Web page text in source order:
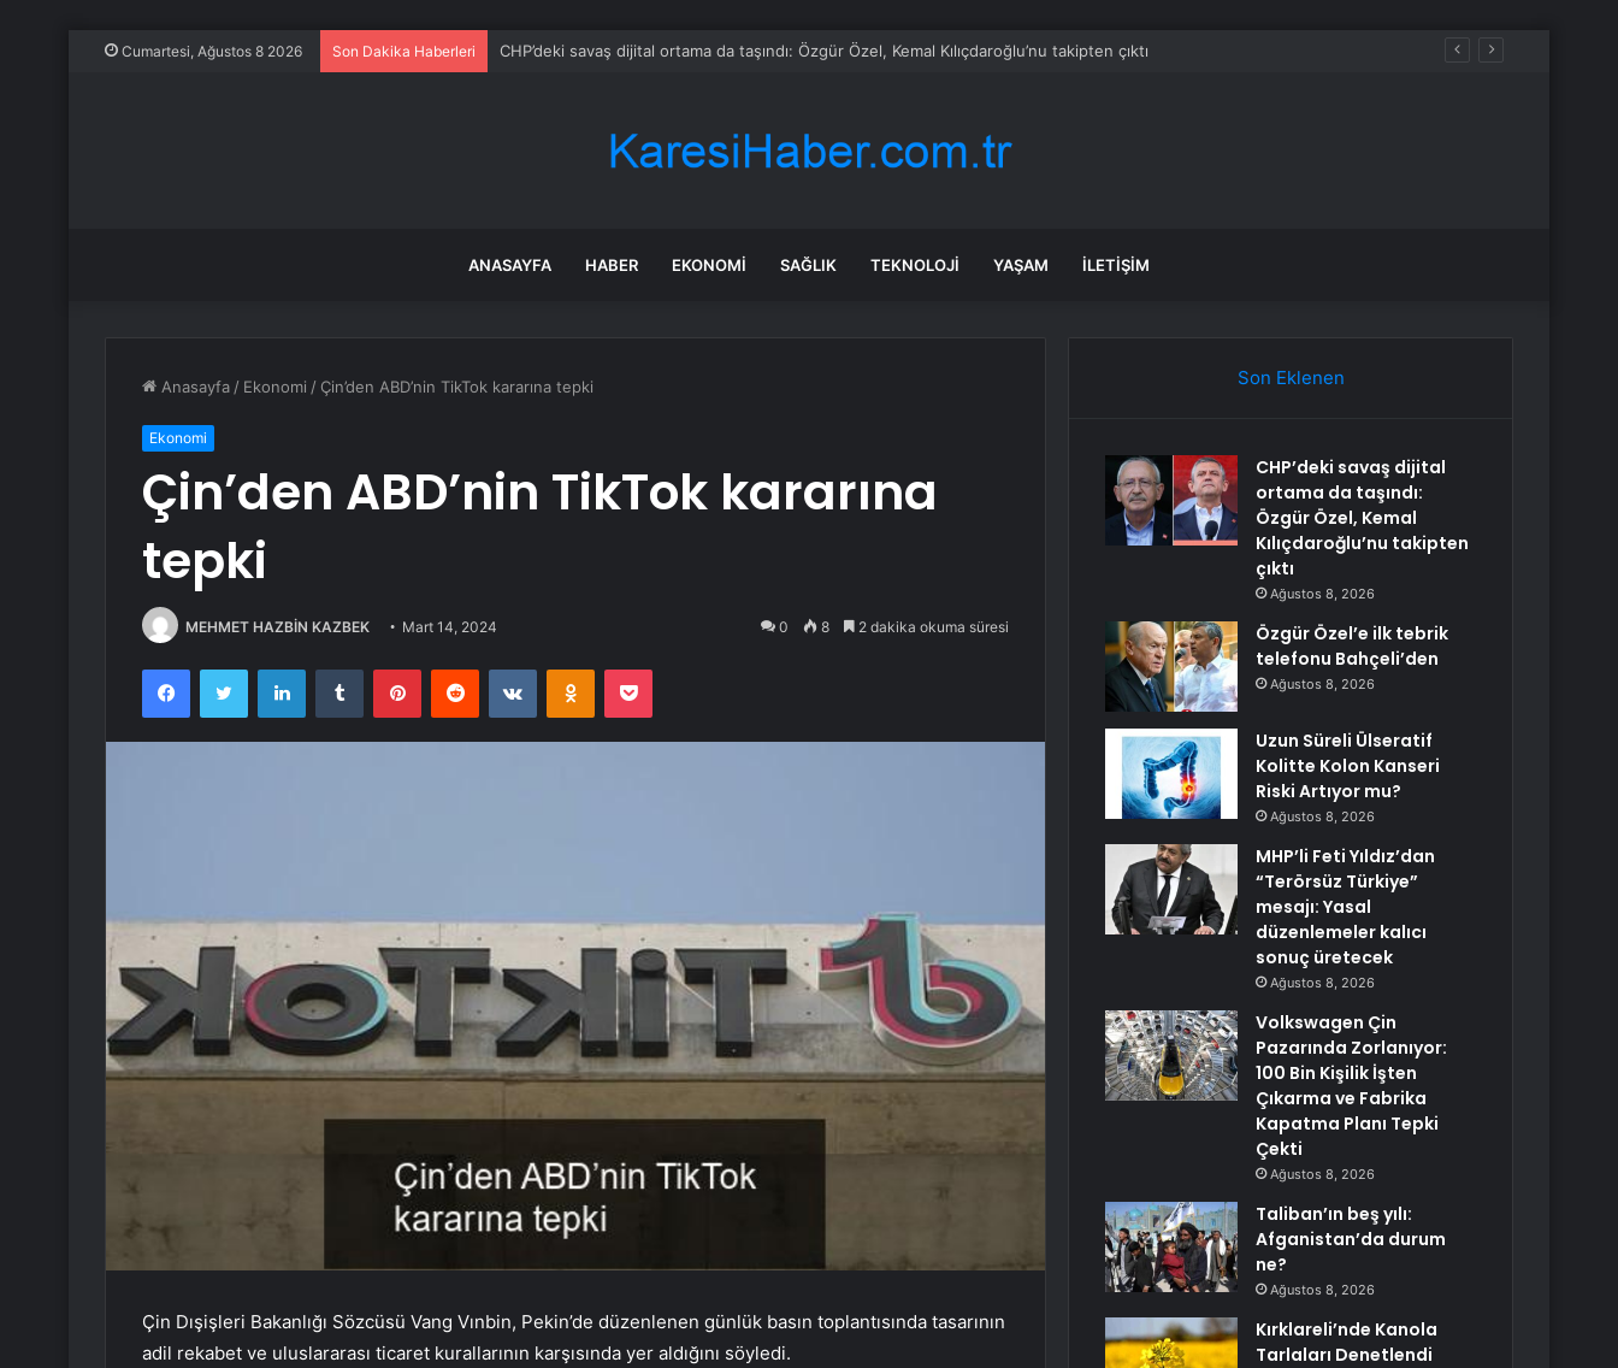
Cumartesi, Ağustos 8 2026 Son Dakika Haberleri Özgür Özel’e ilk tebrik telefonu Bahçeli’den
ANASAYFA HABER EKONOMI SAĞLIK TEKNOLOJI YAŞAM İLETIŞIM
Anasayfa / Ekonomi / Çin’den ABD’nin TikTok kararına tepki
Ekonomi
Çin’den ABD’nin TikTok kararına
tepki
MEHMET HAZBİN KAZBEK Mart 14, 2024 0 8 2 dakika okuma süresi
FacebookTwitter LinkedInTumblr PinterestReddit VKontakteOdnoklassniki
Pocket
Çin Dışişleri Bakanlığı Sözcüsü Vang Vınbin, Pekin’de düzenlenen günlük basın toplantısında tasarının
adil rekabet ve uluslararası ticaret kurallarının karşısında yer aldığını söyledi.
Son Eklenen
CHP’deki savaş dijital
ortama da taşındı:
Özgür Özel, Kemal
Kılıçdaroğlu’nu takipten
çıktı
Ağustos 8, 2026
Özgür Özel’e ilk tebrik
telefonu Bahçeli’den
Ağustos 8, 2026
Uzun Süreli Ülseratif
Kolitte Kolon Kanseri
Riski Artıyor mu?
Ağustos 8, 2026
MHP’li Feti Yıldız’dan
“Terörsüz Türkiye”
mesajı: Yasal
düzenlemeler kalıcı
sonuç üretecek
Ağustos 8, 2026
Volkswagen Çin
Pazarında Zorlanıyor:
100 Bin Kişilik İşten
Çıkarma ve Fabrika
Kapatma Planı Tepki
Çekti
Ağustos 8, 2026
Taliban’ın beş yılı:
Afganistan’da durum
ne?
Ağustos 8, 2026
Kırklareli’nde Kanola
Tarlaları Denetlendi